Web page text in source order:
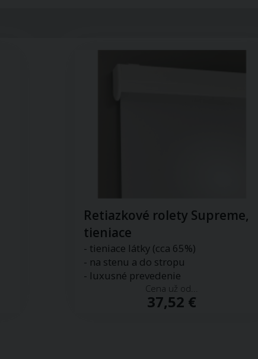
Retiazkové rolety Supreme,
tieniace
- tieniace látky (cca 65%)
- na stenu a do stropu
- luxusné prevedenie
Cena už od...
37,52 €